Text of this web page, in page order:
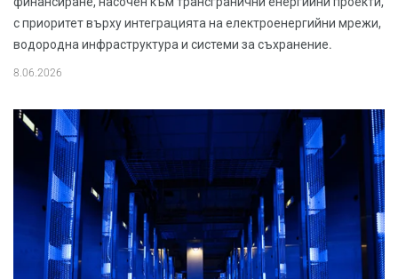
с приоритет върху интеграцията на електроенергийни мрежи,
водородна инфраструктура и системи за съхранение.
8.06.2026